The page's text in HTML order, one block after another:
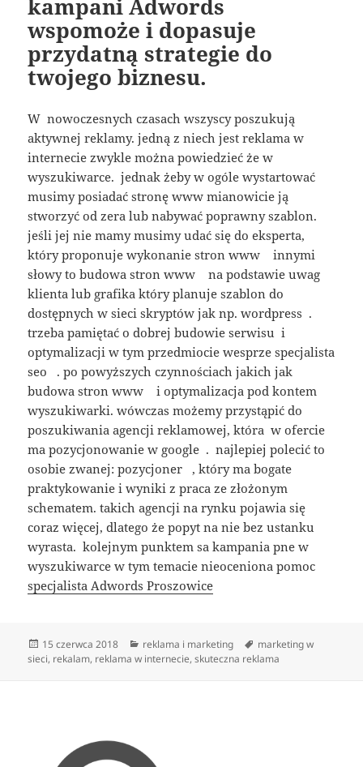
kampani Adwords
wspomoże i dopasuje
przydatną strategie do
twojego biznesu.
W nowoczesnych czasach wszyscy poszukują
aktywnej reklamy. jedną z niech jest reklama w
internecie zwykle można powiedzieć że w
wyszukiwarce. jednak żeby w ogóle wystartować
musimy posiadać stronę www mianowicie ją
stworzyć od zera lub nabywać poprawny szablon.
jeśli jej nie mamy musimy udać się do eksperta,
który proponuje wykonanie stron www innymi
słowy to budowa stron www na podstawie uwag
klienta lub grafika który planuje szablon do
dostępnych w sieci skryptów jak np. wordpress .
trzeba pamiętać o dobrej budowie serwisu i
optymalizacji w tym przedmiocie wesprze specjalista
seo . po powyższych czynnościach jakich jak
budowa stron www i optymalizacja pod kontem
wyszukiwarki. wówczas możemy przystąpić do
poszukiwania agencji reklamowej, która w ofercie
ma pozycjonowanie w google . najlepiej polecić to
osobie zwanej: pozycjoner , który ma bogate
praktykowanie i wyniki z praca ze złożonym
schematem. takich agencji na rynku pojawia się
coraz więcej, dlatego że popyt na nie bez ustanku
wyrasta. kolejnym punktem sa kampania pne w
wyszukiwarce w tym temacie nieoceniona pomoc
specjalista Adwords Proszowice
Data
publikacji
15 czerwca 2018 Kategorie
reklama i marketing Tagi
marketing w
sieci, rekalam, reklama w internecie,skuteczna reklama